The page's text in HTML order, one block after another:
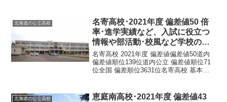
丁目１９−１電話番号013...
北海道の公立高校
名寄高校･2021年度 偏差値50 倍
率･進学実績など、入試に役立つ
情報や部活動･校風など学校の特
徴を調査しました。
名寄高校 2021年度 偏差値偏差値50道内
偏差値順位139位道内公立 偏差値順位71
位全国 偏差順位3631位名寄高校 基本情
話番号01654-3-684...
北海道の公立高校
恵庭南高校･2021年度 偏差値43